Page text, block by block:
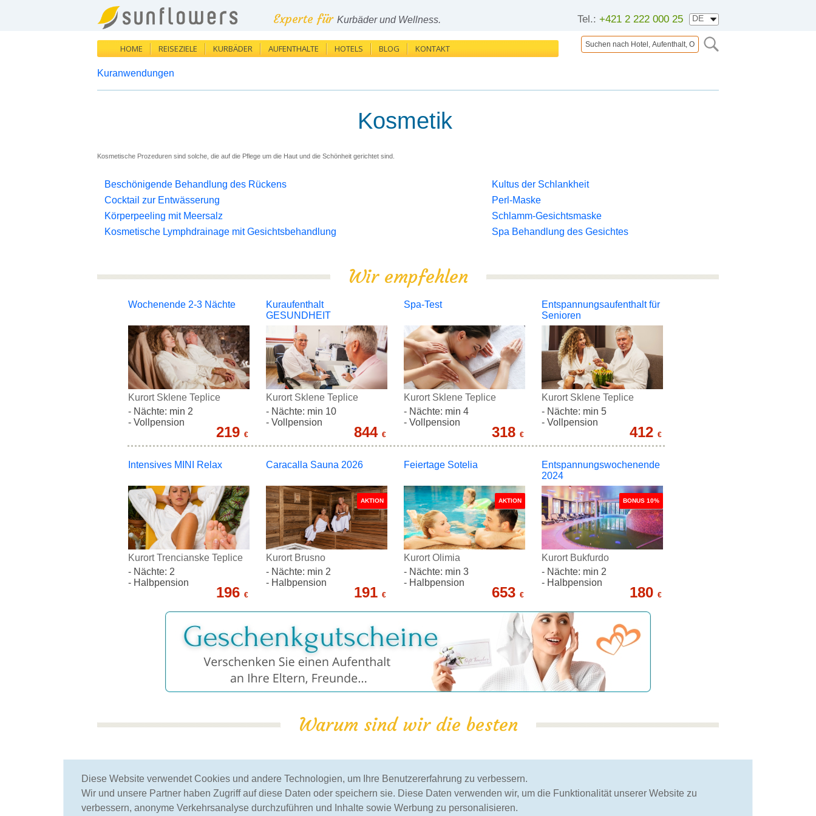
Diese Website verwendet Cookies und andere Technologien, um Ihre Benutzererfahrung zu verbessern.
Wir und unsere Partner haben Zugriff auf diese Daten oder speichern sie. Diese Daten verwenden wir, um die Funktionalität unserer Website zu
verbessern, anonyme Verkehrsanalyse durchzuführen und Inhalte sowie Werbung zu personalisieren.
Tel.: +421 2 222 000 25
Experte für Kurbäder und Wellness.
HOME REISEZIELE KURBÄDER AUFENTHALTE HOTELS BLOG KONTAKT
Kuranwendungen
Kosmetik
Kosmetische Prozeduren sind solche, die auf die Pflege um die Haut und die Schönheit gerichtet sind.
Beschönigende Behandlung des Rückens
Cocktail zur Entwässerung
Körperpeeling mit Meersalz
Kosmetische Lymphdrainage mit Gesichtsbehandlung
Kultus der Schlankheit
Perl-Maske
Schlamm-Gesichtsmaske
Spa Behandlung des Gesichtes
Wir empfehlen
Wochenende 2-3 Nächte
Kurort Sklene Teplice
- Nächte: min 2
- Vollpension
219 €
Kuraufenthalt
GESUNDHEIT
Kurort Sklene Teplice
- Nächte: min 10
- Vollpension
844 €
Spa-Test
Kurort Sklene Teplice
- Nächte: min 4
- Vollpension
318 €
Entspannungsaufenthalt für
Senioren
Kurort Sklene Teplice
- Nächte: min 5
- Vollpension
412 €
Intensives MINI Relax
Kurort Trencianske Teplice
- Nächte: 2
- Halbpension
196 €
Caracalla Sauna 2026
AKTION
Kurort Brusno
- Nächte: min 2
- Halbpension
191 €
Feiertage Sotelia
AKTION
Kurort Olimia
- Nächte: min 3
- Halbpension
653 €
Entspannungswochenende
2024
BONUS 10%
Kurort Bukfurdo
- Nächte: min 2
- Halbpension
180 €
Warum sind wir die besten
spezialisieren wir uns auf
Spa und Wellness
des niedrigsten
Preises
bis jetzt haben mehr als
120.000 Kunden unsere
besten Aufenthalts